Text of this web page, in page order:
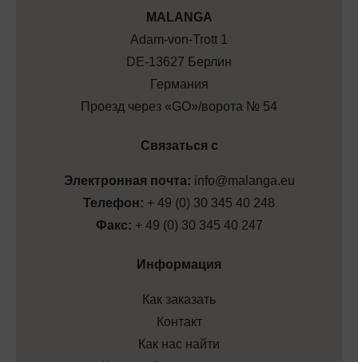
МALANGA
Adam-von-Trott 1
DE-13627 Берлин
Германия
Проезд через «GO»/ворота № 54
Связаться с
Электронная почта: info@malanga.eu
Телефон: + 49 (0) 30 345 40 248
Факс: + 49 (0) 30 345 40 247
Информация
Как заказать
Контакт
Как нас найти